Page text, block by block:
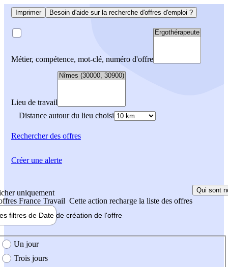
Imprimer Besoin d'aide sur la recherche d'offres d'emploi ?
Métier, compétence, mot-clé, numéro d'offre
Lieu de travail
Distance autour du lieu choisi
Rechercherdes offres
uniquement
France Travail Cette action recharge la liste des offres
Qui sont
filtres de Date de création de l'offre
création de l'offre
Un jour
Trois jours
Créer une alerte